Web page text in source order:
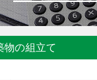
物の組立て